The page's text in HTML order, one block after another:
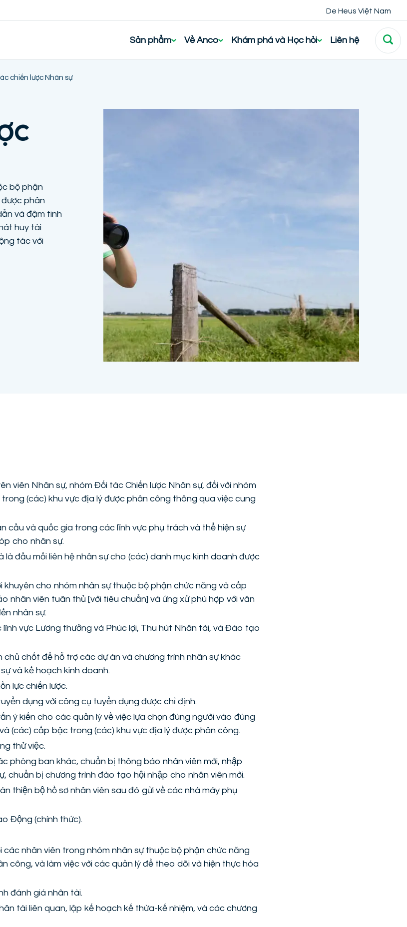
De Heus Việt Nam
Sản phẩm Về Anco Khám phá và Học hỏi Liên hệ
chiến lược Nhân sự
bộ phận
phân
và đậm tinh
huy tài
tác với
viên Nhân sự, nhóm Đối tác Chiến lược Nhân sự, đối với nhóm
(các) khu vực địa lý được phân công thông qua việc cung
cầu và quốc gia trong các lĩnh vực phụ trách và thể hiện sự
cho nhân sự.
đầu mối liên hệ nhân sự cho (các) danh mục kinh doanh được
cho nhóm nhân sự thuộc bộ phận chức năng và cấp
nhân viên tuân thủ [với tiêu chuẩn] và ứng xử phù hợp với văn
nhân sự.
vực Lương thưởng và Phúc lợi, Thu hút Nhân tài, và Đào tạo
chốt để hỗ trợ các dự án và chương trình nhân sự khác
và kế hoạch kinh doanh.
lực chiến lược.
dụng với công cụ tuyển dụng được chỉ định.
ý kiến cho các quản lý về việc lựa chọn đúng người vào đúng
(các) cấp bậc trong (các) khu vực địa lý được phân công.
thử việc.
phòng ban khác, chuẩn bị thông báo nhân viên mới, nhập
chuẩn bị chương trình đào tạo hội nhập cho nhân viên mới.
thiện bộ hồ sơ nhân viên sau đó gửi về các nhà máy phụ
Động (chính thức).
nhân viên trong nhóm nhân sự thuộc bộ phận chức năng
công, và làm việc với các quản lý để theo dõi và hiện thực hóa
đánh giá nhân tài.
tài liên quan, lập kế hoạch kế thừa-kế nhiệm, và các chương